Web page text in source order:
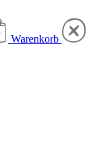
Warenkorb